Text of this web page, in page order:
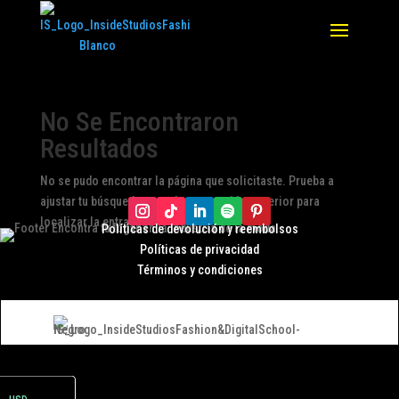
No Se Encontraron
Resultados
No se pudo encontrar la página que solicitaste. Prueba a
ajustar tu búsqueda o usa la navegación superior para
localizar la entrada.Políticas de devolución y reembolsos
Políticas de privacidad
Términos y condiciones